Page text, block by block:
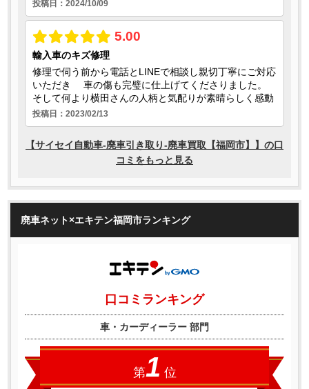
廃車ネット×エキテン福岡市ランキング